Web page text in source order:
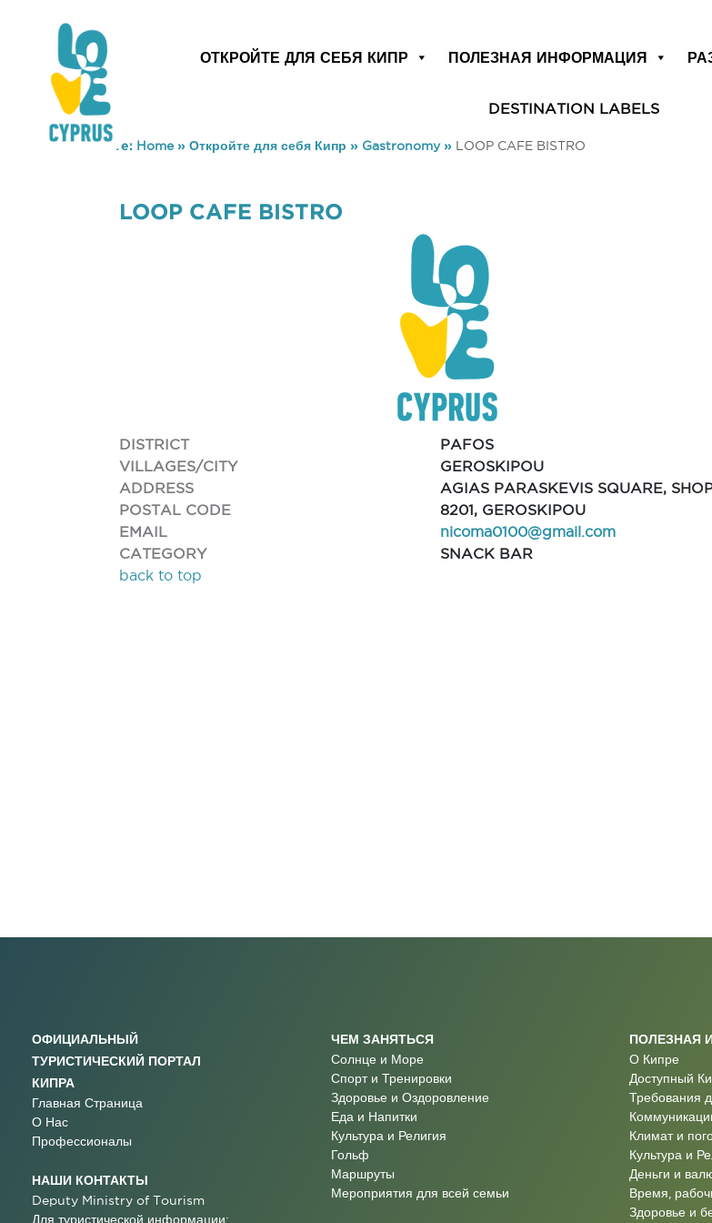
ОТКРОЙТЕ ДЛЯ СЕБЯ КИПР ПОЛЕЗНАЯ ИНФОРМАЦИЯ
DESTINATION LABELS
You are here: Home» Откройте для себя Кипр » Gastronomy» LOOP CAFE BISTRO
LOOP CAFE BISTRO
DISTRICT
PAFOS
VILLAGES/CITY
GEROSKIPOU
ADDRESS
AGIAS PARASKEVIS SQUARE,
POSTAL CODE
8201, GEROSKIPOU
EMAIL
nicoma0100@gmail.com
CATEGORY
SNACK BAR
back to top
ОФИЦИАЛЬНЫЙ
ТУРИСТИЧЕСКИЙ ПОРТАЛ
КИПРА
Главная Страница
О Нас
Профессионалы
НАШИ КОНТАКТЫ
Deputy Ministry of Tourism
Для туристической информации:
ЧЕМ ЗАНЯТЬСЯ
Солнце и Море
Спорт и Тренировки
Здоровье и Оздоровление
Еда и Напитки
Культура и Религия
Гольф
Маршруты
Мероприятия для всей семьи
ПОЛЕЗНАЯ
О Кипре
Доступный
Требования
Климат и
Культура и
Деньги и
Время,
Здоровье и